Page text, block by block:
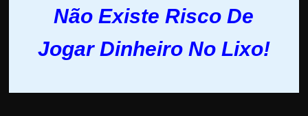
Não Existe Risco De
Jogar Dinheiro No Lixo!